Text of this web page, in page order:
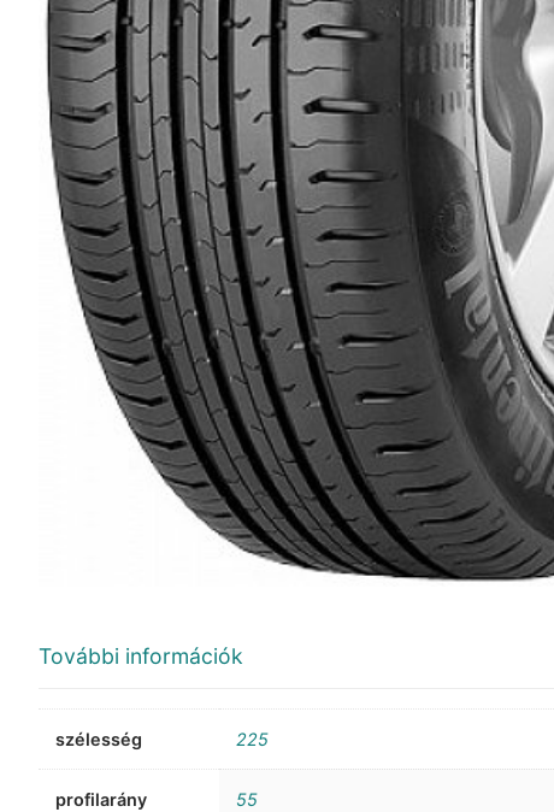
További információk
szélesség 225
profilarány 55